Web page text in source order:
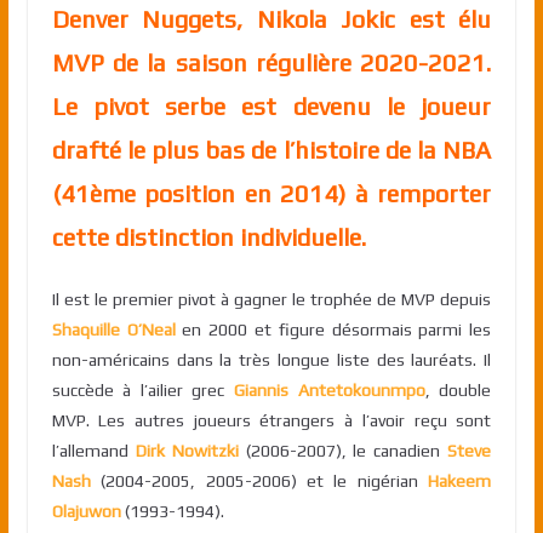
Denver Nuggets, Nikola Jokic est élu
MVP de la saison régulière 2020-2021.
Le pivot serbe est devenu le joueur
drafté le plus bas de l’histoire de la NBA
(41ème position en 2014) à remporter
cette distinction individuelle.
Il est le premier pivot à gagner le trophée de MVP depuis
Shaquille O’Nealen 2000 et figure désormais parmi les
non-américains dans la très longue liste des lauréats. Il
succède à l’ailier grecGiannis Antetokounmpo, double
MVP. Les autres joueurs étrangers à l’avoir reçu sont
l’allemand Dirk Nowitzki(2006-2007), le canadienSteve
Nash(2004-2005, 2005-2006) et le nigérianHakeem
Olajuwon(1993-1994).